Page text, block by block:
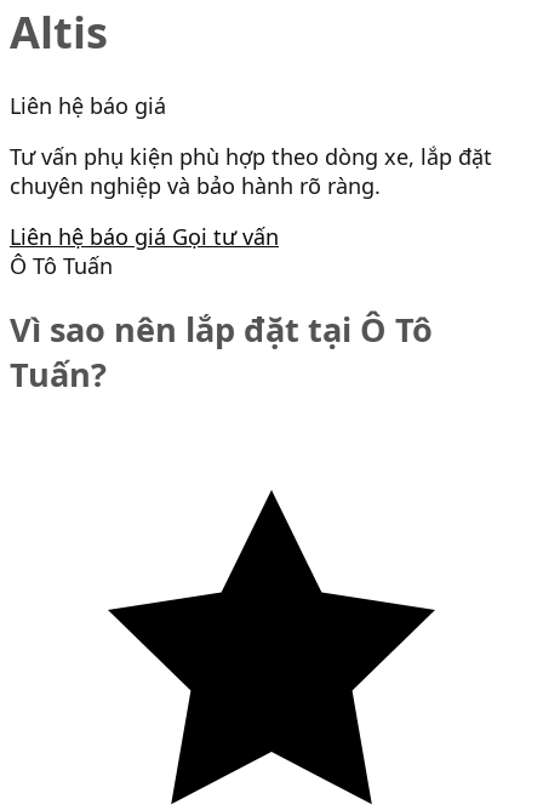
Altis
Liên hệ báo giá
Tư vấn phụ kiện phù hợp theo dòng xe, lắp đặt
chuyên nghiệp và bảo hành rõ ràng.
Liên hệ báo giá Gọi tư vấn
Ô Tô Tuấn
Vì sao nên lắp đặt tại Ô Tô
Tuấn?